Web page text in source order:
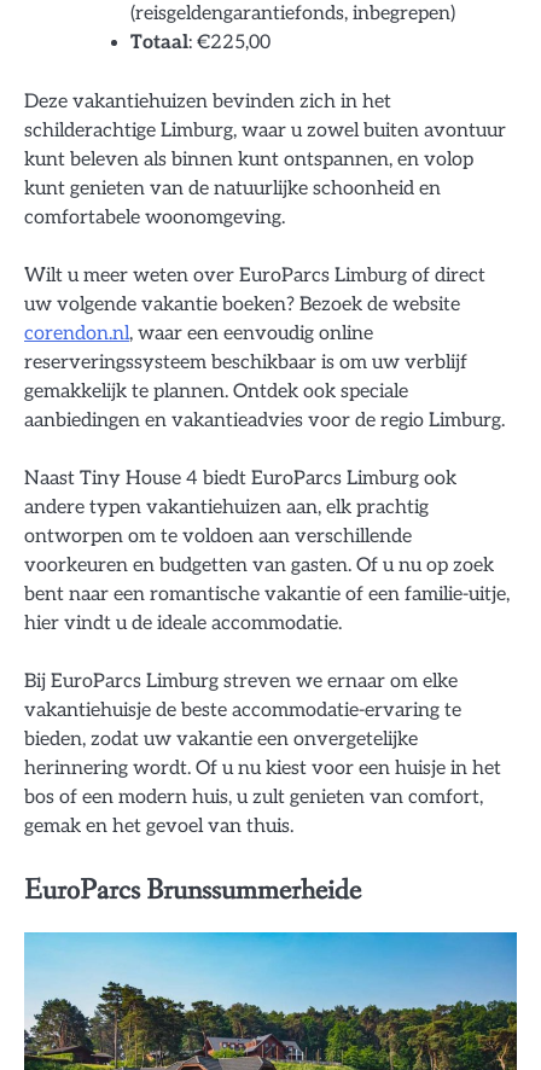
(reisgeldengarantiefonds, inbegrepen)
Totaal: €225,00
Deze vakantiehuizen bevinden zich in het
schilderachtige Limburg, waar u zowel buiten avontuur
kunt beleven als binnen kunt ontspannen, en volop
kunt genieten van de natuurlijke schoonheid en
comfortabele woonomgeving.
Wilt u meer weten over EuroParcs Limburg of direct
uw volgende vakantie boeken? Bezoek de website
corendon.nl, waar een eenvoudig online
reserveringssysteem beschikbaar is om uw verblijf
gemakkelijk te plannen. Ontdek ook speciale
aanbiedingen en vakantieadvies voor de regio Limburg.
Naast Tiny House 4 biedt EuroParcs Limburg ook
andere typen vakantiehuizen aan, elk prachtig
ontworpen om te voldoen aan verschillende
voorkeuren en budgetten van gasten. Of u nu op zoek
bent naar een romantische vakantie of een familie-uitje,
hier vindt u de ideale accommodatie.
Bij EuroParcs Limburg streven we ernaar om elke
vakantiehuisje de beste accommodatie-ervaring te
bieden, zodat uw vakantie een onvergetelijke
herinnering wordt. Of u nu kiest voor een huisje in het
bos of een modern huis, u zult genieten van comfort,
gemak en het gevoel van thuis.
EuroParcs Brunssummerheide